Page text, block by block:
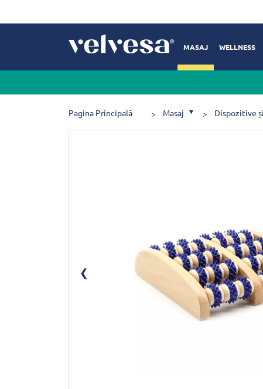
MASAJ WELLNESS
Pagina Principală Masaj Dispozitive